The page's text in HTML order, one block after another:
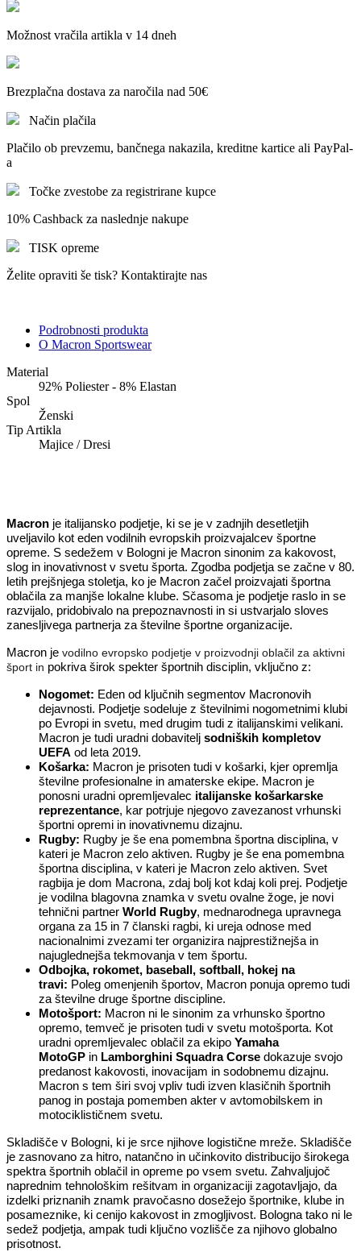
Možnost vračila artikla v 14 dneh
Brezplačna dostava za naročila nad 50€
Način plačila
Plačilo ob prevzemu, bančnega nakazila, kreditne kartice ali PayPal-
a
Točke zvestobe za registrirane kupce
10% Cashback za naslednje nakupe
TISK opreme
Želite opraviti še tisk? Kontaktirajte nas
Podrobnosti produkta
O Macron Sportswear
Material
92% Poliester - 8% Elastan
Spol
Ženski
Tip Artikla
Majice / Dresi
Macron je italijansko podjetje, ki se je v zadnjih desetletjih
uveljavilo kot eden vodilnih evropskih proizvajalcev športne
opreme. S sedežem v Bologni je Macron sinonim za kakovost,
slog in inovativnost v svetu športa. Zgodba podjetja se začne v 80.
letih prejšnjega stoletja, ko je Macron začel proizvajati športna
oblačila za manjše lokalne klube. Sčasoma je podjetje raslo in se
razvijalo, pridobivalo na prepoznavnosti in si ustvarjalo sloves
zanesljivega partnerja za številne športne organizacije.
Macron je vodilno evropsko podjetje v proizvodnji oblačil za aktivni
šport in pokriva širok spekter športnih disciplin, vključno z:
Nogomet: Eden od ključnih segmentov Macronovih
dejavnosti. Podjetje sodeluje z številnimi nogometnimi klubi
po Evropi in svetu, med drugim tudi z italijanskimi velikani.
Macron je tudi uradni dobavitelj sodniških kompletov
UEFA od leta 2019.
Košarka: Macron je prisoten tudi v košarki, kjer opremlja
številne profesionalne in amaterske ekipe. Macron je
ponosni uradni opremljevalec italijanske košarkarske
reprezentance, kar potrjuje njegovo zavezanost vrhunski
športni opremi in inovativnemu dizajnu.
Rugby: Rugby je še ena pomembna športna disciplina, v
kateri je Macron zelo aktiven. Rugby je še ena pomembna
športna disciplina, v kateri je Macron zelo aktiven. Svet
ragbija je dom Macrona, zdaj bolj kot kdaj koli prej. Podjetje
je vodilna blagovna znamka v svetu ovalne žoge, je novi
tehnični partner World Rugby, mednarodnega upravnega
organa za 15 in 7 članski ragbi, ki ureja odnose med
nacionalnimi zvezami ter organizira najprestižnejša in
najuglednejša tekmovanja v tem športu.
Odbojka, rokomet, baseball, softball, hokej na
travi: Poleg omenjenih športov, Macron ponuja opremo tudi
za številne druge športne discipline.
Motošport: Macron ni le sinonim za vrhunsko športno
opremo, temveč je prisoten tudi v svetu motošporta. Kot
uradni opremljevalec oblačil za ekipo Yamaha
MotoGP in Lamborghini Squadra Corse dokazuje svojo
predanost kakovosti, inovacijam in sodobnemu dizajnu.
Macron s tem širi svoj vpliv tudi izven klasičnih športnih
panog in postaja pomemben akter v avtomobilskem in
motociklističnem svetu.
Skladišče v Bologni, ki je srce njihove logistične mreže. Skladišče
je zasnovano za hitro, natančno in učinkovito distribucijo širokega
spektra športnih oblačil in opreme po vsem svetu. Zahvaljujoč
naprednim tehnološkim rešitvam in organizaciji zagotavljajo, da
izdelki priznanih znamk pravočasno dosežejo športnike, klube in
posameznike, ki cenijo kakovost in zmogljivost. Bologna tako ni le
sedež podjetja, ampak tudi ključno vozlišče za njihovo globalno
prisotnost.